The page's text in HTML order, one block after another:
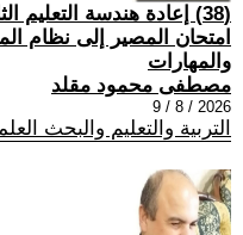
(38) إعادة هندسة
امتحان المصير إلى نظام
والمهارات
مصطفى محمود مقلد
2026 / 8 / 9
التربية والتعليم والبحث